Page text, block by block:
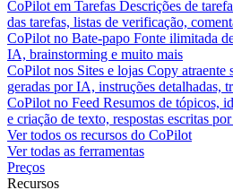
CoPilot em Tarefas Descrições de
das tarefas, listas de verificação,
CoPilot no Bate-papo Fonte ilimitada
IA, brainstorming e muito mais
CoPilot nos Sites e lojas Copy atraente
geradas por IA, instruções detalhadas,
CoPilot no Feed Resumos de tópicos,
e criação de texto, respostas escritas
Ver todos os recursos do CoPilot
Ver todas as ferramentas
Preços
Recursos